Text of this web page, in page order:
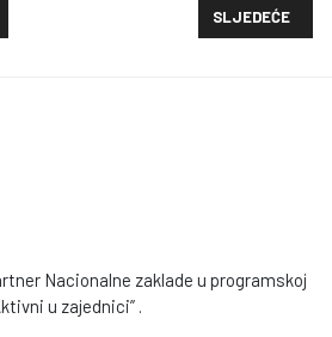
ČLANAK: ZAKLADA "KAJO DADIĆ"
SLJEDEĆI
SLJEDEĆE
Nacionalne zaklade u programskoj
u zajednici” .